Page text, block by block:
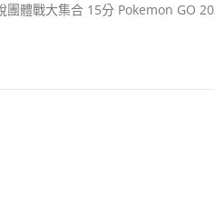
團體戰大集合 15分 Pokemon GO